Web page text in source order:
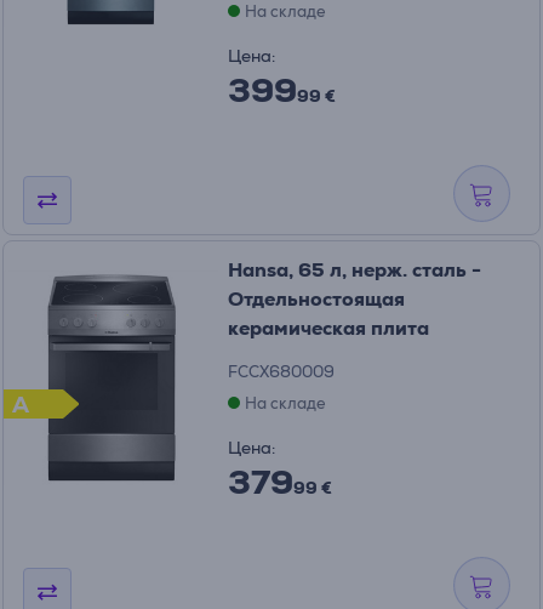
На складе
Цена:
39999 €
A
Hansa, 65 л, нерж. сталь -
Отдельностоящая
керамическая плита
FCCX680009
На складе
Цена:
37999 €